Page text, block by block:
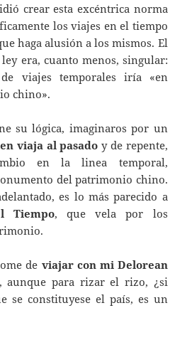
crear esta excéntrica norma
los viajes en el tiempo
haga alusión a los mismos. El
era, cuanto menos, singular:
viajes temporales iría «en
chino».
su lógica, imaginaros por un
viaja al pasado y de repente,
en la linea temporal,
del patrimonio chino.
es lo más parecido a
Tiempo, que vela por los
de viajar con mi Delorean
aunque para rizar el rizo, ¿si
se constituyese el país, es un